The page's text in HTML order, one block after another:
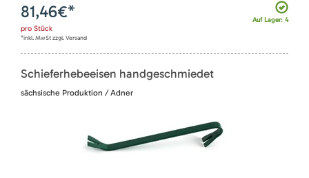
Auf Lager: 4
81,46€*
pro Stück
*inkl. MwSt zzgl. Versand
Schieferhebeeisen handgeschmiedet
sächsische Produktion / Adner